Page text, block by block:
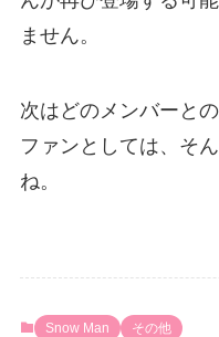
ません。
次はどのメンバーと
ファンとしては、そ
ね。
Snow Man その他